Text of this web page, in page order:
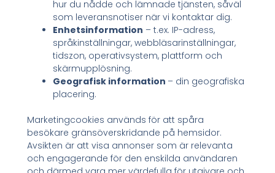
hur du nådde och lämnade tjänsten, såväl
som leveransnotiser när vi kontaktar dig.
Enhetsinformation – t.ex. IP-adress,
språkinställningar, webbläsarinställningar,
tidszon, operativsystem, plattform och
skärmupplösning.
Geografisk information – din geografiska
placering.
Marketingcookies används för att spåra
besökare gränsöverskridande på hemsidor.
Avsikten är att visa annonser som är relevanta
och engagerande för den enskilda användaren